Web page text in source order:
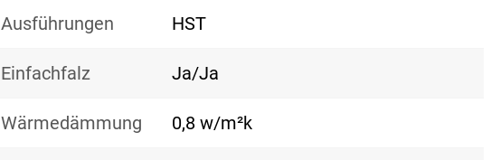
Ausführungen HST
Einfachfalz Ja/Ja
Wärmedämmung 0,8 w/m²k